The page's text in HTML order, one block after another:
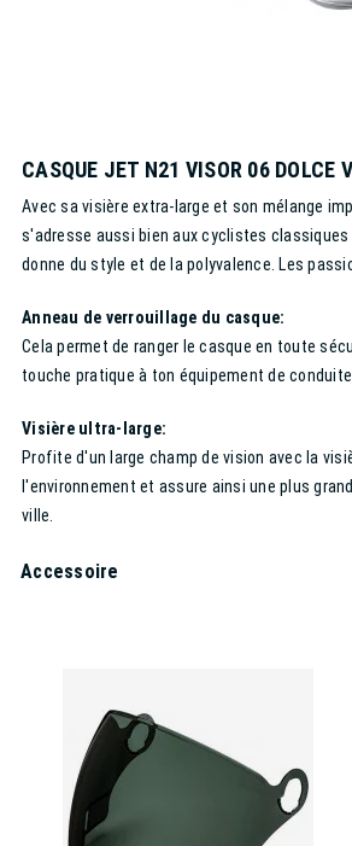
CASQUE JET N21 VISOR 06 DOLCE
Avec sa visière extra-large et son mélange
s'adresse aussi bien aux cyclistes
donne du style et de la polyvalence. Les
Anneau de verrouillage du casque:
Cela permet de ranger le casque en toute
touche pratique à ton équipement de conduite.
Visière ultra-large:
Profite d'un large champ de vision avec la
l'environnement et assure ainsi une plus
ville.
Accessoire